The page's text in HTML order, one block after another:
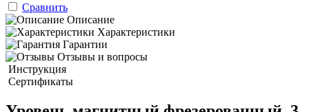
Сравнить
Описание
Характеристики
Гарантии
Отзывы и вопросы
Инструкция
Сертификаты